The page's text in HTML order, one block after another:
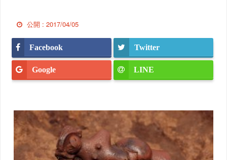
公開 :2017/04/05
Facebook Twitter
Google LINE